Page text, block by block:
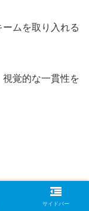
ムを取り入れる
覚的な一貫性を
づいてデザイン
サイドバー